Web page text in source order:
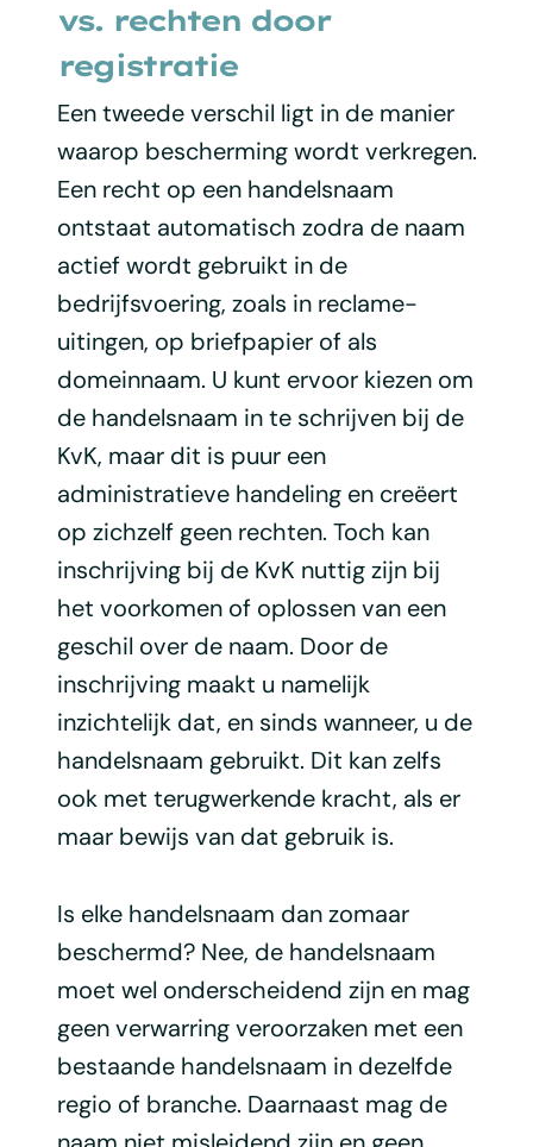
vs. rechten door
registratie
Een tweede verschil ligt in de manier
waarop bescherming wordt verkregen.
Een recht op een handelsnaam
ontstaat automatisch zodra de naam
actief wordt gebruikt in de
bedrijfsvoering, zoals in reclame-
uitingen, op briefpapier of als
domeinnaam. U kunt ervoor kiezen om
de handelsnaam in te schrijven bij de
KvK, maar dit is puur een
administratieve handeling en creëert
op zichzelf geen rechten. Toch kan
inschrijving bij de KvK nuttig zijn bij
het voorkomen of oplossen van een
geschil over de naam. Door de
inschrijving maakt u namelijk
inzichtelijk dat, en sinds wanneer, u de
handelsnaam gebruikt. Dit kan zelfs
ook met terugwerkende kracht, als er
maar bewijs van dat gebruik is.
Is elke handelsnaam dan zomaar
beschermd? Nee, de handelsnaam
moet wel onderscheidend zijn en mag
geen verwarring veroorzaken met een
bestaande handelsnaam in dezelfde
regio of branche. Daarnaast mag de